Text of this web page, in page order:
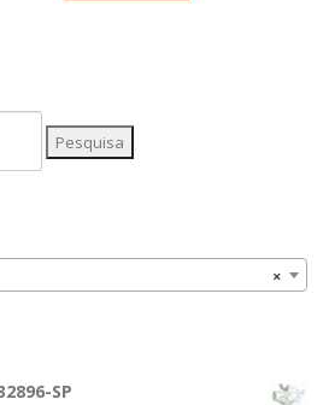
Pesquisa
×
SP